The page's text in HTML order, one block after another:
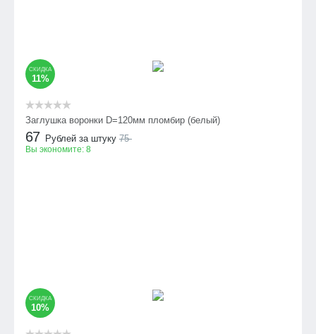
СКИДКА
11%
Заглушка воронки D=120мм пломбир (белый)
67 Рублей за штуку 75
Вы экономите: 8
СКИДКА
10%